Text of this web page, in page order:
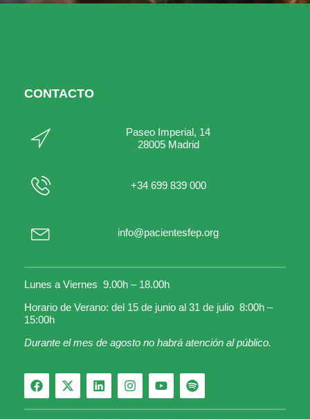
CONTACTO
Paseo Imperial, 14
28005 Madrid
+34 699 839 000
info@pacientesfep.org
Lunes a Viernes 9.00h – 18.00h
Horario de Verano: del 15 de junio al 31 de julio 8:00h –
15:00h
Durante el mes de agosto no habrá atención al público.